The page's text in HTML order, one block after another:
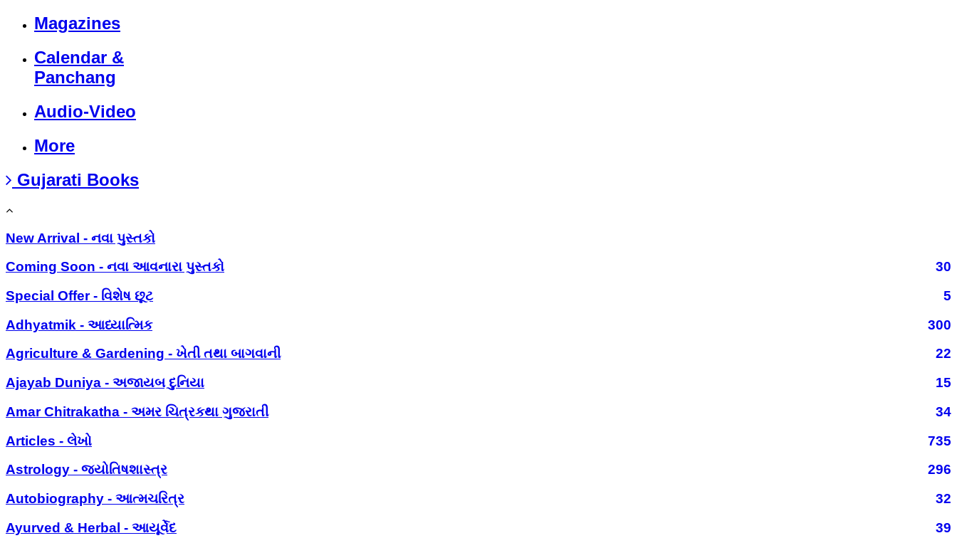
Magazines
Calendar &
Panchang
Audio-Video
More
Gujarati Books
New Arrival - નવા પુસ્તકો
Coming Soon - નવા આવનારા પુસ્તકો
30
Special Offer - વિશેષ છૂટ
5
Adhyatmik - આધ્યાત્મિક
300
Agriculture & Gardening - ખેતી તથા બાગવાની
22
Ajayab Duniya - અજાયબ દુનિયા
15
Amar Chitrakatha - અમર ચિત્રકથા ગુજરાતી
34
Articles - લેખો
735
Astrology - જ્યોતિષશાસ્ત્ર
296
Autobiography - આત્મચરિત્ર
32
Ayurved & Herbal - આયૂર્વેદ
39